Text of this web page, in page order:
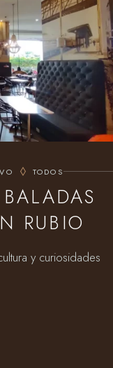
TODOS
RUBIO
y curiosidades